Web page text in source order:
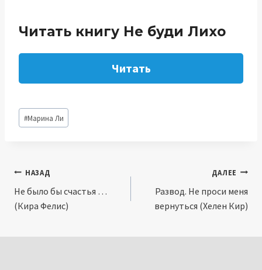
Читать книгу Не буди Лихо
Читать
Метки
записи:
#Марина Ли
Навигация
по
НАЗАД
Не было бы счастья …
(Кира Фелис)
ДАЛЕЕ
Развод. Не проси меня
вернуться (Хелен Кир)